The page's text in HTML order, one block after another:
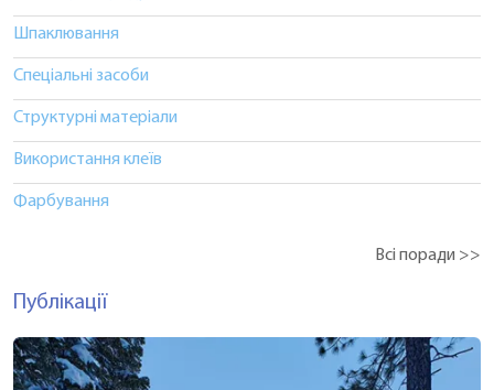
Шпаклювання
Спеціальні засоби
Структурні матеріали
Використання клеїв
Фарбування
Всі поради >>
Публікації